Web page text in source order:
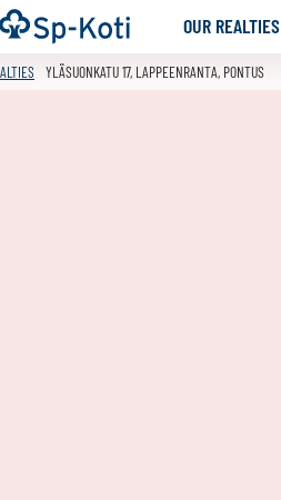
Go
to
Frontpage OUR REALTIES
YLÄSUONKATU 17, LAPPEENRANTA, PONTUS